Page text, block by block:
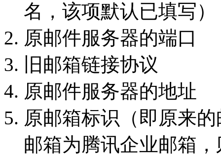
名，该项默认已填写）
原邮件服务器的端口
旧邮箱链接协议
原邮件服务器的地址
原邮箱标识（即原来
邮箱为腾讯企业邮箱